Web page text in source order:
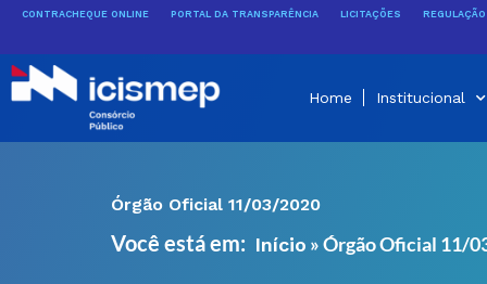
conteúdo
CONTRACHEQUE ONLINE PORTAL DA TRANSPARÊNCIA LICITAÇÕES
Home Institucional
Órgão Oficial 11/03/2020
Você está em: Início »Órgão Oficial 11/